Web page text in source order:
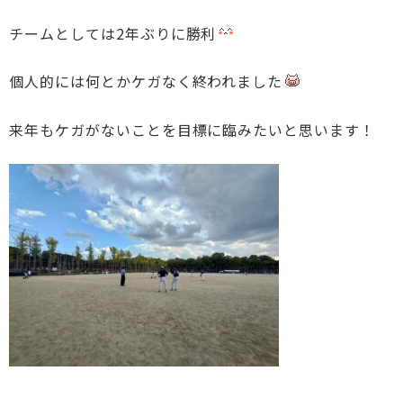
チームとしては2年ぶりに勝利
個人的には何とかケガなく終われました
来年もケガがないことを目標に臨みたいと思います！